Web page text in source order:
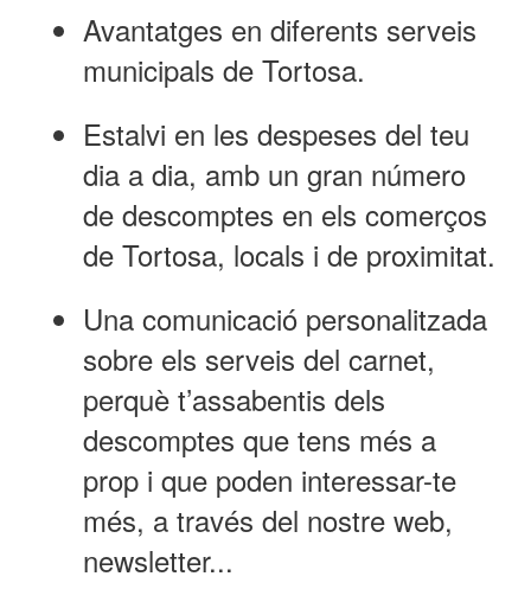
Avantatges en diferents serveis
municipals de Tortosa.
Estalvi en les despeses del teu
dia a dia, amb un gran número
de descomptes en els comerços
de Tortosa, locals i de proximitat.
Una comunicació personalitzada
sobre els serveis del carnet,
perquè t’assabentis dels
descomptes que tens més a
prop i que poden interessar-te
més, a través del nostre web,
newsletter...